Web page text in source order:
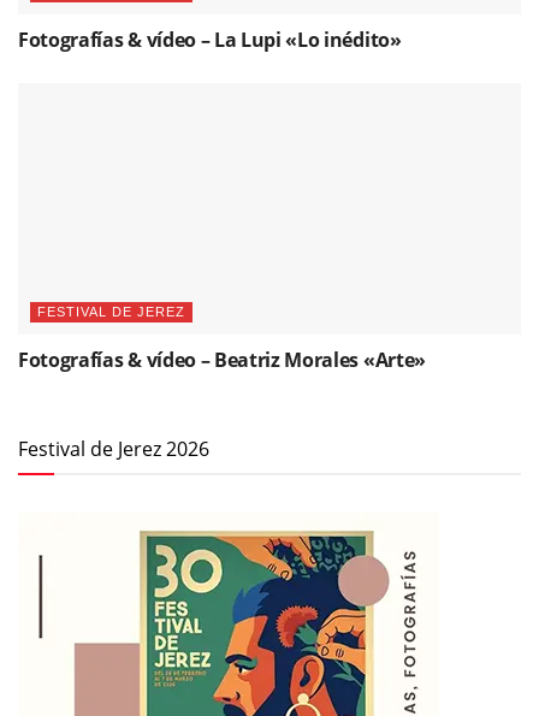
Fotografías & vídeo – La Lupi «Lo inédito»
FESTIVAL DE JEREZ
Fotografías & vídeo – Beatriz Morales «Arte»
Festival de Jerez 2026